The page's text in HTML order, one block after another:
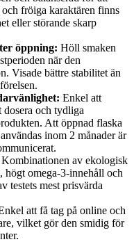
fröiga karaktären finns
eller störande skarp
öppning: Höll smaken
när den
Visade bättre stabilitet än
Enkel att
dosera och tydliga
Att öppnad flaska
inom 2 månader är
av ekologisk
omega-3-innehåll och
testets mest prisvärda
att få tag på online och
vilket gör den smidig för